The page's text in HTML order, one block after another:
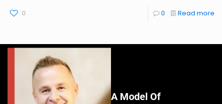
0 0 Read more
A Model Of